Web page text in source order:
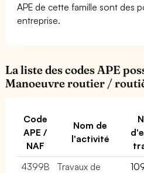
APE de cette famille sont des
entreprise.
La liste des codes APE
Manoeuvre routier /
Code
APE /
NAF
Nom de
l'activité
4399B
Travaux de